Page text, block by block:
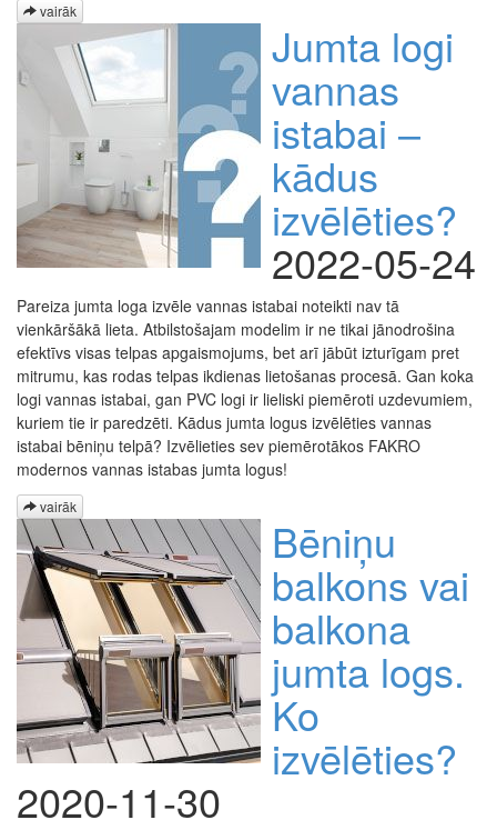
vairāk
Jumta logi
vannas
istabai –
kādus
izvēlēties?
2022-05-24
Pareiza jumta loga izvēle vannas istabai noteikti nav tā
vienkāršākā lieta. Atbilstošajam modelim ir ne tikai jānodrošina
efektīvs visas telpas apgaismojums, bet arī jābūt izturīgam pret
mitrumu, kas rodas telpas ikdienas lietošanas procesā. Gan koka
logi vannas istabai, gan PVC logi ir lieliski piemēroti uzdevumiem,
kuriem tie ir paredzēti. Kādus jumta logus izvēlēties vannas
istabai bēniņu telpā? Izvēlieties sev piemērotākos FAKRO
modernos vannas istabas jumta logus!
vairāk
Bēniņu
balkons vai
balkona
jumta logs.
Ko
izvēlēties?
2020-11-30